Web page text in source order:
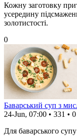
Кожну заготовку
усередину
золотистості.
0
Баварський суп з
24-Jun, 07:00 • 331 • 0
Для баварського